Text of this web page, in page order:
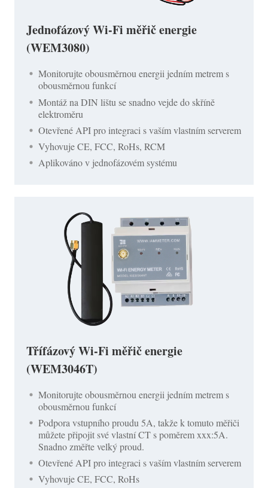
Jednofázový Wi-Fi měřič energie
(WEM3080)
Monitorujte obousměrnou energii jedním metrem s
obousměrnou funkcí
Montáž na DIN lištu se snadno vejde do skříně
elektroměru
Otevřené API pro integraci s vaším vlastním serverem
Vyhovuje CE, FCC, RoHs, RCM
Aplikováno v jednofázovém systému
Třífázový Wi-Fi měřič energie
(WEM3046T)
Monitorujte obousměrnou energii jedním metrem s
obousměrnou funkcí
Podpora vstupního proudu 5A, takže k tomuto měřiči
můžete připojit své vlastní CT s poměrem xxx:5A.
Snadno změřte velký proud.
Otevřené API pro integraci s vaším vlastním serverem
Vyhovuje CE, FCC, RoHs